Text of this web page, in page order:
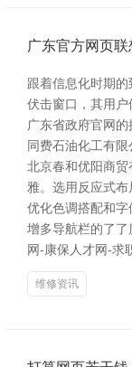
广东官方网页
跟着信息化时期
伏击窗口，其用
广东省政府官网
同费石油化工有限
北京春和优阳商
雅。选用反应式布
优化色调搭配和字
增多导航栏的了
网-康保人才网-求
维修资讯